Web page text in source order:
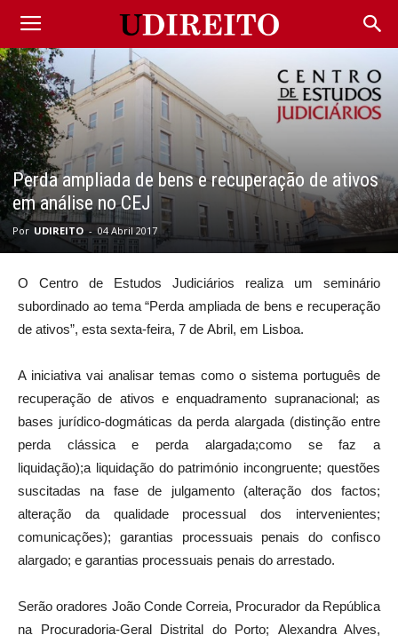
Perda ampliada de bens e recuperação de ativos
em análise no CEJ
Por UDIREITO - 04 Abril 2017
O Centro de Estudos Judiciários realiza um seminário
subordinado ao tema “Perda ampliada de bens e recuperação
de ativos”, esta sexta-feira, 7 de Abril, em Lisboa.
A iniciativa vai analisar temas como o sistema português de
recuperação de ativos e enquadramento supranacional; as
bases jurídico-dogmáticas da perda alargada (distinção entre
perda clássica e perda alargada;como se faz a
liquidação);a liquidação do património incongruente; questões
suscitadas na fase de julgamento (alteração dos factos;
alteração da qualidade processual dos intervenientes;
comunicações); garantias processuais penais do confisco
alargado; e garantias processuais penais do arrestado.
Serão oradores João Conde Correia, Procurador da República
na Procuradoria-Geral Distrital do Porto; Alexandra Alves,